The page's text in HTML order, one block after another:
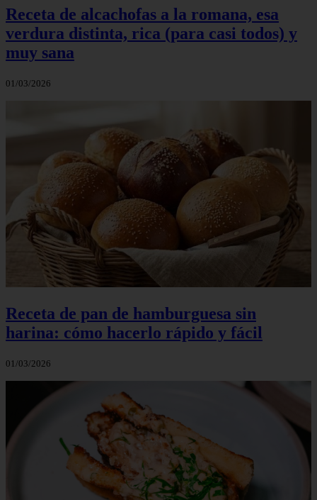
Receta de alcachofas a la romana, esa
verdura distinta, rica (para casi todos) y
muy sana
01/03/2026
Receta de pan de hamburguesa sin
harina: cómo hacerlo rápido y fácil
01/03/2026